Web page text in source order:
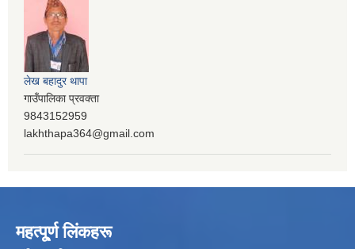
लेख बहादुर थापा
गाउँपालिका प्रवक्ता
9843152959
lakhthapa364@gmail.com
महत्पू्र्ण लिंकहरू